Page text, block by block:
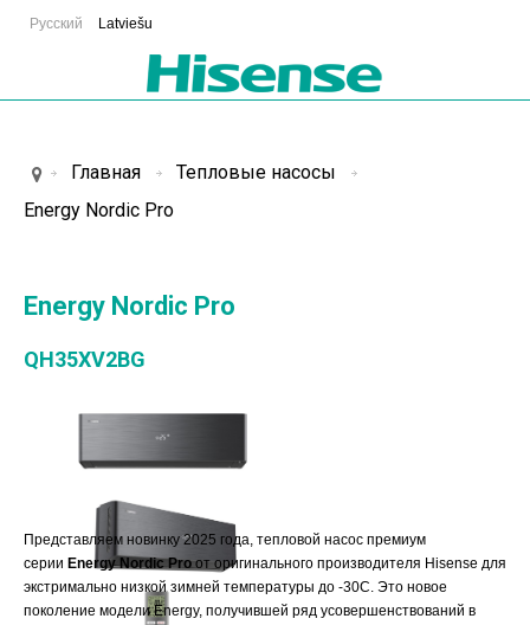
Русский Latviešu
Главная
Тепловые насосы
Energy Nordic Pro
Energy Nordic Pro
QH35XV2BG
Представляем новинку 2025 года, тепловой насос премиум
серии Energy Nordic Proот оригинального производителя Hisense для
экстримально низкой зимней температуры до -30С. Это новое
поколение модели Energy, получившей ряд усовершенствований в